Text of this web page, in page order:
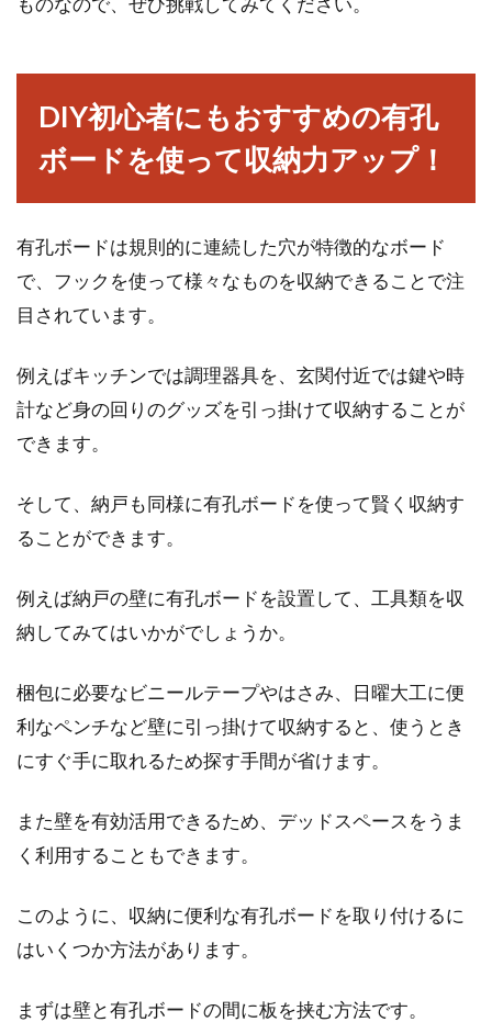
DIY初心者にもおすすめの有孔
ボードを使って収納力アップ！
有孔ボードは規則的に連続した穴が特徴的なボード
で、フックを使って様々なものを収納できることで注
目されています。
例えばキッチンでは調理器具を、玄関付近では鍵や時
計など身の回りのグッズを引っ掛けて収納することが
できます。
そして、納戸も同様に有孔ボードを使って賢く収納す
ることができます。
例えば納戸の壁に有孔ボードを設置して、工具類を収
納してみてはいかがでしょうか。
梱包に必要なビニールテープやはさみ、日曜大工に便
利なペンチなど壁に引っ掛けて収納すると、使うとき
にすぐ手に取れるため探す手間が省けます。
また壁を有効活用できるため、デッドスペースをうま
く利用することもできます。
このように、収納に便利な有孔ボードを取り付けるに
はいくつか方法があります。
まずは壁と有孔ボードの間に板を挟む方法です。